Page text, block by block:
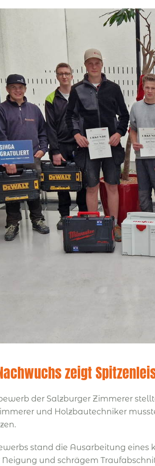
zeigt
der Salzburger Zimmerer
und Holzbautechniker
stand die Ausarbeitung eines
und schrägem